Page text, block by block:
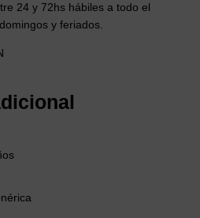
24 y 72hs hábiles a todo el
y feriados.